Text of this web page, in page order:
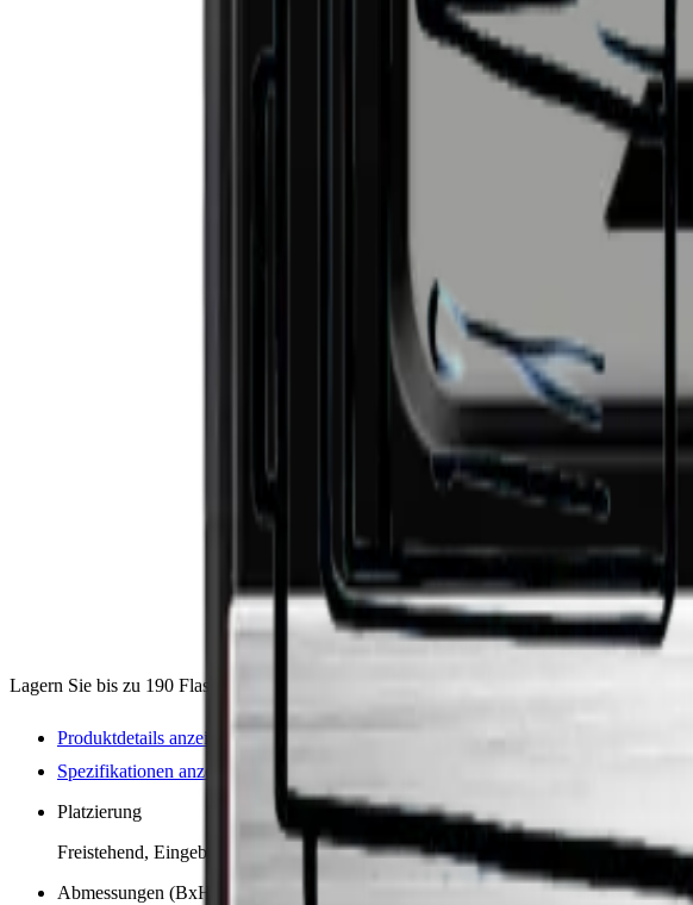
Lagern Sie bis zu 190 Flaschen im stilvollen Multizonen-Weinkühlschrank von Cavecool
Produktdetails anzeigen
Spezifikationen anzeigen
Platzierung
Freistehend, Eingebaut
Abmessungen (BxHxT cm)